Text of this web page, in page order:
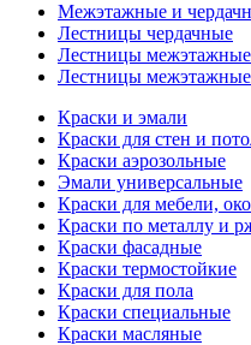
Межэтажные и
Лестницы чердачные
Лестницы
Лестницы
Краски и эмали
Краски для стен и
Краски аэрозольные
Эмали универсальные
Краски для мебели,
Краски по металлу и
Краски фасадные
Краски термостойкие
Краски для пола
Краски специальные
Краски масляные